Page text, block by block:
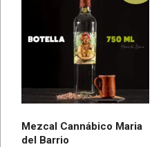
Mezcal Cannábico Maria
del Barrio